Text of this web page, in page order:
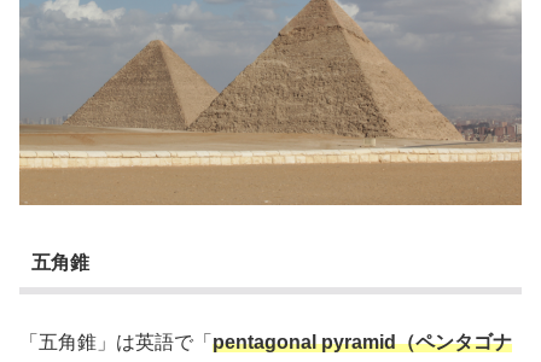
五角錐
「五角錐」は英語で「 pentagonal pyramid（ペンタゴナ